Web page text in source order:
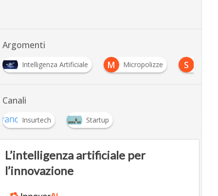
Argomenti
Intelligenza Artificiale M Micropolizze S
Canali
Insurtech Startup
L’intelligenza artificiale per
l’innovazione